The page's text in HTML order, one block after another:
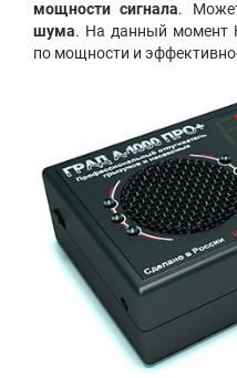
мощности сигнала.
шума. На данный
по мощности и